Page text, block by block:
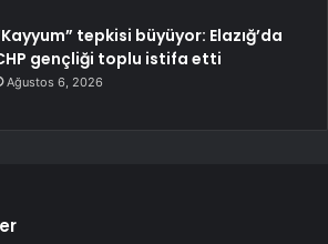
tepkisi büyüyor: Elazığ’da
gençliği toplu istifa etti
Ağustos 6, 2026